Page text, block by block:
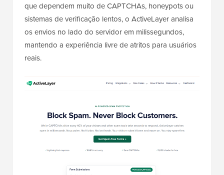
que dependem muito de CAPTCHAs, honeypots ou
sistemas de verificação lentos, o ActiveLayer analisa
os envios no lado do servidor em milissegundos,
mantendo a experiência livre de atritos para usuários
reais.